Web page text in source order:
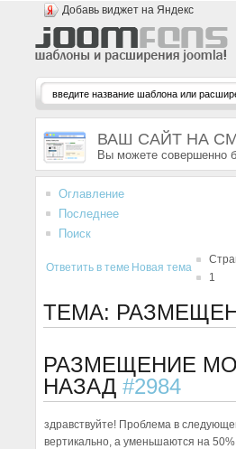
Добавь виджет на Яндекс
ВАШ САЙТ НА
Вы можете совершенно
Оглавление
Последнее
Поиск
Ответить в теме Новая тема
1
ТЕМА:
РАЗМЕЩЕНИЕ
НАЗАД #2984
здравствуйте! Проблема в
вертикально, а уменьшаются на